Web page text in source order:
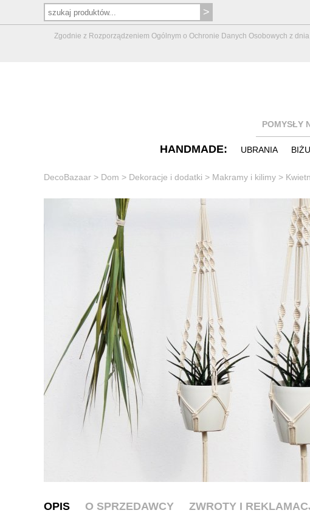
Zgodnie z Rozporządzeniem Ogólnym o Ochronie Danych Osobowych z
POMYSŁY
HANDMADE: UBRANIA
DecoBazaar > Dom > Dekoracje i dodatki > Makramy i kilimy >
OPIS O SPRZEDAWCY ZWROTY I